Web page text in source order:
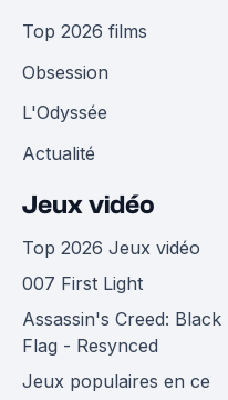
Top 2026 films
Obsession
L'Odyssée
Actualité
Jeux vidéo
Top 2026 Jeux vidéo
007 First Light
Assassin's Creed: Black
Flag - Resynced
Jeux populaires en ce